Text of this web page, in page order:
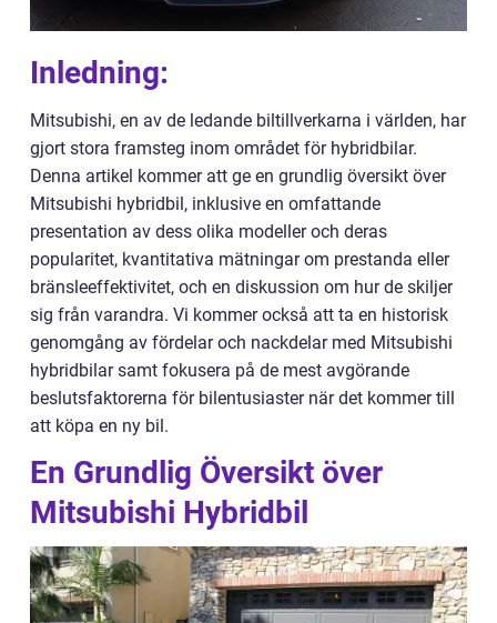
Inledning:
Mitsubishi, en av de ledande biltillverkarna i världen, har
gjort stora framsteg inom området för hybridbilar.
Denna artikel kommer att ge en grundlig översikt över
Mitsubishi hybridbil, inklusive en omfattande
presentation av dess olika modeller och deras
popularitet, kvantitativa mätningar om prestanda eller
bränsleeffektivitet, och en diskussion om hur de skiljer
sig från varandra. Vi kommer också att ta en historisk
genomgång av fördelar och nackdelar med Mitsubishi
hybridbilar samt fokusera på de mest avgörande
beslutsfaktorerna för bilentusiaster när det kommer till
att köpa en ny bil.
En Grundlig Översikt över
Mitsubishi Hybridbil